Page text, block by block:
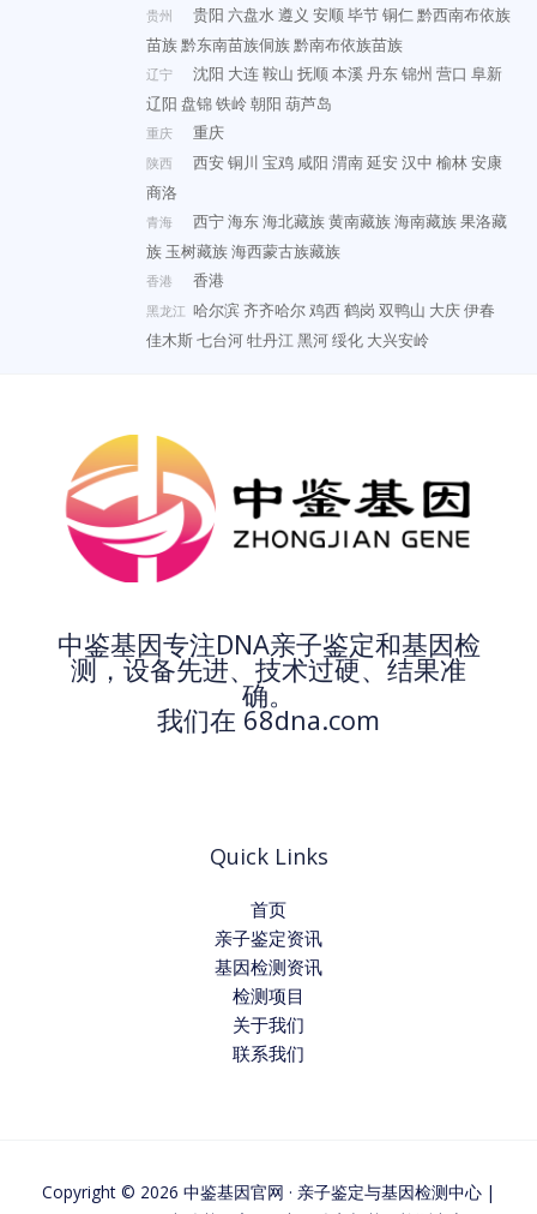
贵州 贵阳 六盘水遵义 安顺毕节铜仁黔西南布依族
苗族黔东南苗族侗族黔南布依族苗族
辽宁 沈阳 大连鞍山 抚顺本溪丹东锦州 营口 阜新
辽阳 盘锦铁岭朝阳 葫芦岛
重庆 重庆
陕西 西安铜川 宝鸡 咸阳 渭南延安汉中 榆林安康
商洛
青海 西宁海东海北藏族黄南藏族海南藏族果洛藏
族 玉树藏族海西蒙古族藏族
香港 香港
黑龙江 哈尔滨齐齐哈尔鸡西鹤岗 双鸭山 大庆伊春
佳木斯七台河牡丹江黑河绥化 大兴安岭
中鉴基因专注DNA亲子鉴定和基因检
测，设备先进、技术过硬、结果准
确。
我们在 68dna.com
Quick Links
首页
亲子鉴定资讯
基因检测资讯
检测项目
关于我们
联系我们
Copyright © 2026 中鉴基因官网 · 亲子鉴定与基因检测中心 |